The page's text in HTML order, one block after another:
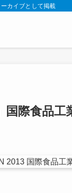
カイブとして掲載
国際食品工